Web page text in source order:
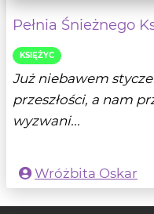
Pełnia Śnieżnego
KSIĘŻYC
Już niebawem
przeszłości, a nam
wyzwani...
Wróżbita Oskar